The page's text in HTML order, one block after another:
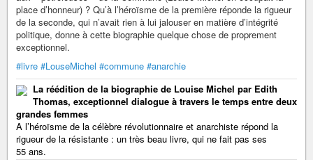
place d’honneur) ? Qu’à l’héroïsme de la première réponde la rigueur
de la seconde, qui n’avait rien à lui jalouser en matière d’intégrité
politique, donne à cette biographie quelque chose de proprement
exceptionnel.
#livre #LouseMichel #commune #anarchie
La réédition de la biographie de Louise Michel par Edith
Thomas, exceptionnel dialogue à travers le temps entre deux
grandes femmes
A l’héroïsme de la célèbre révolutionnaire et anarchiste répond la
rigueur de la résistante : un très beau livre, qui ne fait pas ses
55 ans.